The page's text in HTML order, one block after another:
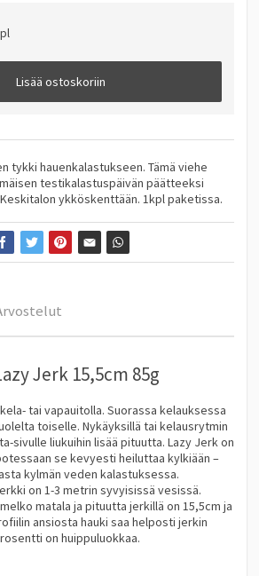
Lisää ostoskoriin
tykki hauenkalastukseen. Tämä viehe
testikalastuspäivän päätteeksi
ykköskenttään. 1kpl paketissa.
Jerk 15,5cm 85g
tai vapauitolla. Suorassa kelauksessa
toiselle. Nykäyksillä tai kelausrytmin
sivulle liukuihin lisää pituutta. Lazy Jerk on
se kevyesti heiluttaa kylkiään –
kylmän veden kalastuksessa.
on 1-3 metrin syvyisissä vesissä.
matala ja pituutta jerkillä on 15,5cm ja
ansiosta hauki saa helposti jerkin
on huippuluokkaa.